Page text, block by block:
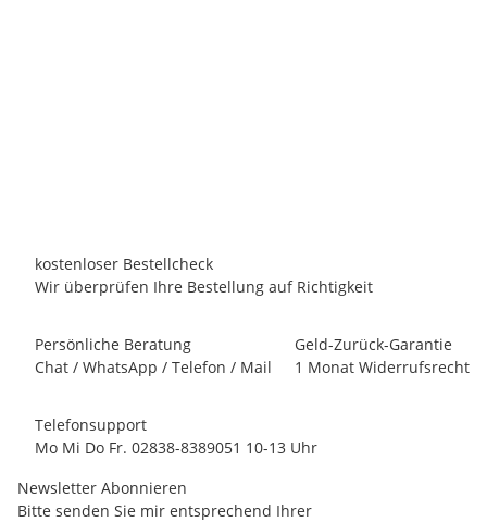
kostenloser Bestellcheck
Wir überprüfen Ihre Bestellung auf Richtigkeit
Persönliche Beratung
Chat / WhatsApp / Telefon / Mail
Geld-Zurück-Garantie
1 Monat Widerrufsrecht
Telefonsupport
Mo Mi Do Fr. 02838-8389051 10-13 Uhr
Newsletter Abonnieren
Bitte senden Sie mir entsprechend Ihrer